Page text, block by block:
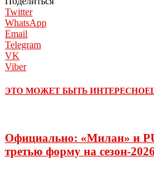
Twitter
WhatsApp
Email
Telegram
VK
Viber
ЭТО МОЖЕТ БЫТЬ ИНТЕРЕСНО
Официально: «Милан» и
третью форму на сезон-